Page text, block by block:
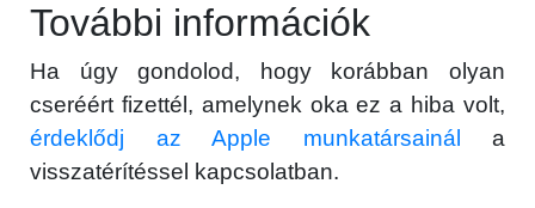
További információk
Ha úgy gondolod, hogy korábban olyan
cseréért fizettél, amelynek oka ez a hiba volt,
érdeklődj az Apple munkatársainál
a
visszatérítéssel kapcsolatban.